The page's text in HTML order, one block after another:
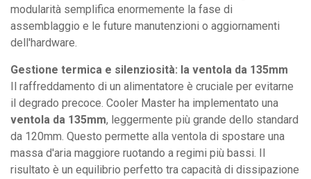
modularità semplifica enormemente la fase di
assemblaggio e le future manutenzioni o aggiornamenti
dell'hardware.
Gestione termica e silenziosità: la ventola da 135mm
Il raffreddamento di un alimentatore è cruciale per evitarne
il degrado precoce. Cooler Master ha implementato una
ventola da 135mm, leggermente più grande dello standard
da 120mm. Questo permette alla ventola di spostare una
massa d'aria maggiore ruotando a regimi più bassi. Il
risultato è un equilibrio perfetto tra capacità di dissipazione